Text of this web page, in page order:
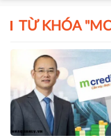
TÀI CHÍNH